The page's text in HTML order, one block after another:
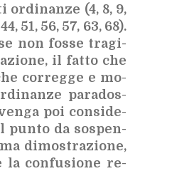
or­di­nan­ze (4, 8, 9,
51, 56, 57, 63, 68).
non fos­se tra­gi­
il fat­to che
cor­reg­ge e mo­
pa­ra­dos­
poi con­si­de­
pun­to da so­spen­
di­mo­stra­zio­ne,
la con­fu­sio­ne re­